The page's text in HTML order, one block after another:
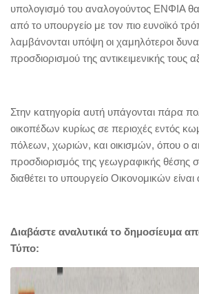
υπολογισμό του αναλογούντος ΕΝΦΙΑ θα
από το υπουργείο με τον πιο ευνοϊκό
λαμβάνονται υπόψη οι χαμηλότεροι
προσδιορισμού της αντικειμενικής τους
Στην κατηγορία αυτή υπάγονται πάρα
οικοπέδων κυρίως σε περιοχές εντός
πόλεων, χωριών, και οικισμών, όπου ο
προσδιορισμός της γεωγραφικής θέσης
διαθέτει το υπουργείο Οικονομικών
Διαβάστε αναλυτικά το δημοσίευμα
Τύπο: